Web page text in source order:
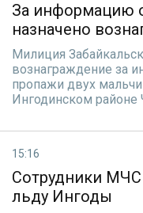
За информацию
назначено
Милиция
вознаграждение за
пропажи двух
Ингодинском районе
15:16
Сотрудники
льду Ингоды